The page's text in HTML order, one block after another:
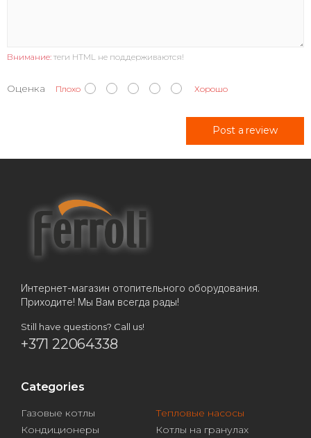
Внимание: теги HTML не поддерживаются!
Оценка Плохо Хорошо
Post a review
Интернет-магазин отопительного оборудования.
Приходите! Мы Вам всегда рады!
Still have questions? Call us!
+371 22064338
Categories
Газовые котлы
Тепловые насосы
Кондиционеры
Котлы на гранулах